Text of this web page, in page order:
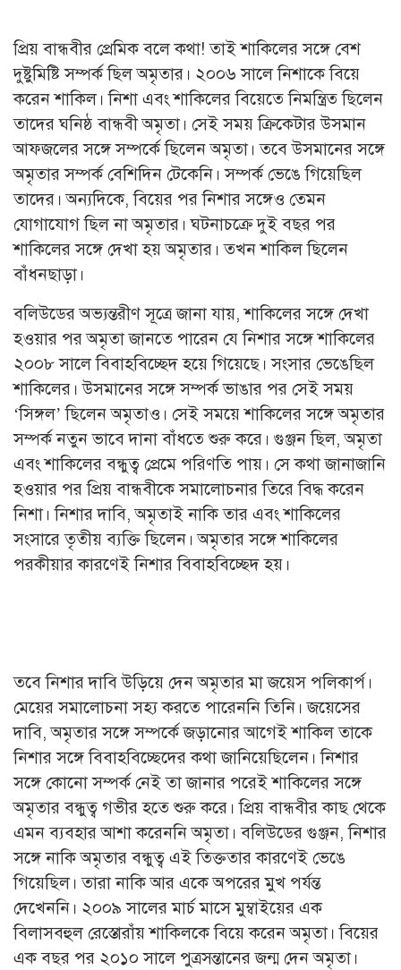
প্রিয় বান্ধবীর প্রেমিক বলে কথা! তাই শাকিলের সঙ্গে বেশ
দুষ্টুমিষ্টি সম্পর্ক ছিল অমৃতার। ২০০৬ সালে নিশাকে বিয়ে
করেন শাকিল। নিশা এবং শাকিলের বিয়েতে নিমন্ত্রিত ছিলেন
তাদের ঘনিষ্ঠ বান্ধবী অমৃতা। সেই সময় ক্রিকেটার উসমান
আফজলের সঙ্গে সম্পর্কে ছিলেন অমৃতা। তবে উসমানের সঙ্গে
অমৃতার সম্পর্ক বেশিদিন টেকেনি। সম্পর্ক ভেঙে গিয়েছিল
তাদের। অন্যদিকে, বিয়ের পর নিশার সঙ্গেও তেমন
যোগাযোগ ছিল না অমৃতার। ঘটনাচক্রে দুই বছর পর
শাকিলের সঙ্গে দেখা হয় অমৃতার। তখন শাকিল ছিলেন
বাঁধনছাড়া।
বলিউডের অভ্যন্তরীণ সূত্রে জানা যায়, শাকিলের সঙ্গে দেখা
হওয়ার পর অমৃতা জানতে পারেন যে নিশার সঙ্গে শাকিলের
২০০৮ সালে বিবাহবিচ্ছেদ হয়ে গিয়েছে। সংসার ভেঙেছিল
শাকিলের। উসমানের সঙ্গে সম্পর্ক ভাঙার পর সেই সময়
‘সিঙ্গল’ ছিলেন অমৃতাও। সেই সময়ে শাকিলের সঙ্গে অমৃতার
সম্পর্ক নতুন ভাবে দানা বাঁধতে শুরু করে। গুঞ্জন ছিল, অমৃতা
এবং শাকিলের বন্ধুত্ব প্রেমে পরিণতি পায়। সে কথা জানাজানি
হওয়ার পর প্রিয় বান্ধবীকে সমালোচনার তিরে বিদ্ধ করেন
নিশা। নিশার দাবি, অমৃতাই নাকি তার এবং শাকিলের
সংসারে তৃতীয় ব্যক্তি ছিলেন। অমৃতার সঙ্গে শাকিলের
পরকীয়ার কারণেই নিশার বিবাহবিচ্ছেদ হয়।
তবে নিশার দাবি উড়িয়ে দেন অমৃতার মা জয়েস পলিকার্প।
মেয়ের সমালোচনা সহ্য করতে পারেননি তিনি। জয়েসের
দাবি, অমৃতার সঙ্গে সম্পর্কে জড়ানোর আগেই শাকিল তাকে
নিশার সঙ্গে বিবাহবিচ্ছেদের কথা জানিয়েছিলেন। নিশার
সঙ্গে কোনো সম্পর্ক নেই তা জানার পরেই শাকিলের সঙ্গে
অমৃতার বন্ধুত্ব গভীর হতে শুরু করে। প্রিয় বান্ধবীর কাছ থেকে
এমন ব্যবহার আশা করেননি অমৃতা। বলিউডের গুঞ্জন, নিশার
সঙ্গে নাকি অমৃতার বন্ধুত্ব এই তিক্ততার কারণেই ভেঙে
গিয়েছিল। তারা নাকি আর একে অপরের মুখ পর্যন্ত
দেখেননি। ২০০৯ সালের মার্চ মাসে মুম্বাইয়ের এক
বিলাসবহুল রেস্তোরাঁয় শাকিলকে বিয়ে করেন অমৃতা। বিয়ের
এক বছর পর ২০১০ সালে পুত্রসন্তানের জন্ম দেন অমৃতা।